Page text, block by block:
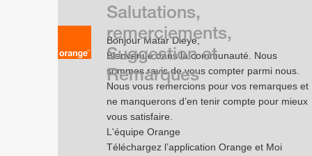
Bonjour Matar Dieye,
Bienvenue dans la communauté. Nous
sommes ravis de vous compter parmi nous.
Nous vous remercions pour vos remarques et
ne manquerons d’en tenir compte pour mieux
vous satisfaire.
L'équipe Orange
Téléchargez l’application Orange et Moi
Salutations,
remerciements,
Suggestion et
Remarques